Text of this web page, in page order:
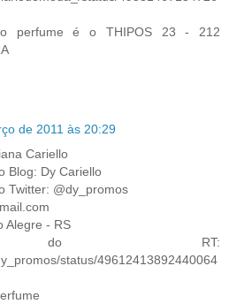
perfume é o THIPOS 23 - 212
de 2011 às 20:29
Cariello
Blog: Dy Cariello
Twitter: @dy_promos
Alegre - RS
do RT:
status/49612413892440064